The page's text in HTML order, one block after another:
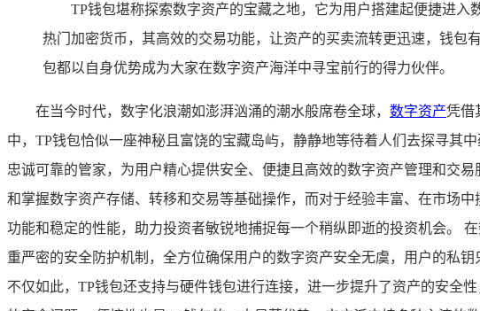
TP钱包堪称探索数字资产的宝藏之地，它为用户搭建起便捷进
热门加密货币，其高效的交易功能，让资产的买卖流转更迅速，钱包
包都以自身优势成为大家在数字资产海洋中寻宝前行的得力伙伴。
在当今时代，数字化浪潮如澎湃汹涌的潮水般席卷全球， 数字资产凭借
中，TP钱包恰似一座神秘且富饶的宝藏岛屿，静静地等待着人们去探寻其
忠诚可靠的管家，为用户精心提供安全、便捷且高效的数字资产管理和交
和掌握数字资产存储、转移和交易等基础操作，而对于经验丰富、在市场
功能和稳定的性能，助力投资者敏锐地捕捉每一个稍纵即逝的投资机会。
重严密的安全防护机制，全方位确保用户的数字资产安全无虞，用户的私
不仅如此，TP钱包还支持与硬件钱包进行连接，进一步提升了资产的安全